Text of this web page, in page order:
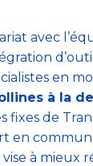
avec
en
à la
fixes de
en
à mieux